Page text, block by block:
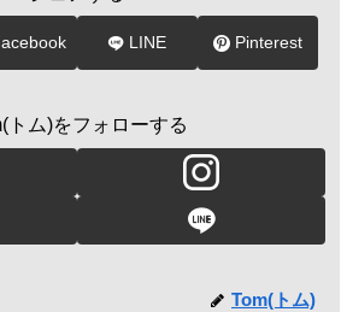
LINE Pinterest
トム)をフォローする
Tom(トム)